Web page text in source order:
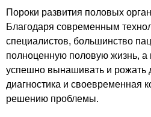
Пороки развития половых
Благодаря современным
специалистов, большинство
полноценную половую жизнь,
успешно вынашивать и рожать
диагностика и своевременная
решению проблемы.